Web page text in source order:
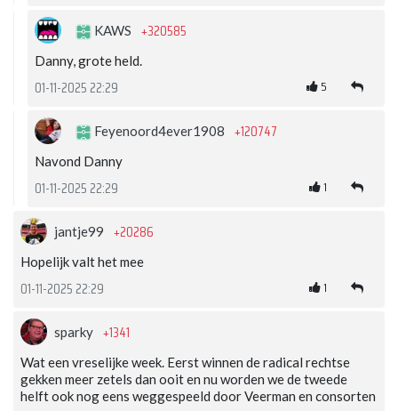
KAWS +320585
Danny, grote held.
01-11-2025 22:29 5
Feyenoord4ever1908 +120747
Navond Danny
01-11-2025 22:29 1
jantje99 +20286
Hopelijk valt het mee
01-11-2025 22:29 1
sparky +1341
Wat een vreselijke week. Eerst winnen de radical rechtse
gekken meer zetels dan ooit en nu worden we de tweede
helft ook nog eens weggespeeld door Veerman en consorten